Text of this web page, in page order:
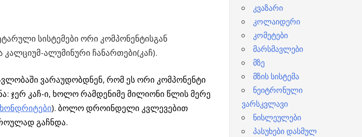
სისტემები ორი კომპონენტისგან
კალციუმ-ალუმინური ჩანართები(კაჩ).
ვარაუდობდნენ, რომ ეს ორი კომპონენტი
ჯერ კაჩ-ი, ხოლო რამდენიმე მილიონი წლის მერე
). ბოლო დროინდელი კვლევებით
გაჩნდა.
კვაზარი
კოლაიდერი
კომეტები
მარსმავლები
მზე
მზის სისტემა
ნეიტრონული
ვარსკვლავი
ნისლეულები
პასუხები დასმულ